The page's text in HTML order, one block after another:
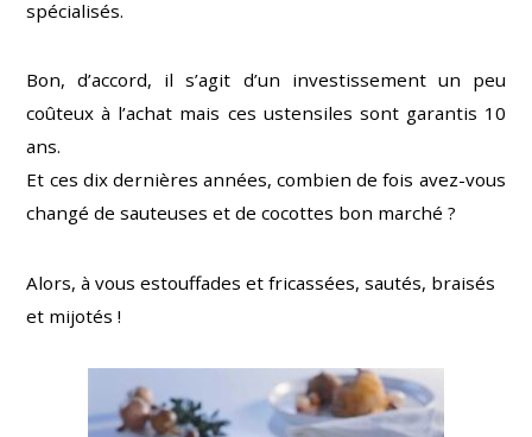
spécialisés.
Bon, d’accord, il s’agit d’un investissement un peu
coûteux à l’achat mais ces ustensiles sont garantis 10
ans.
Et ces dix dernières années, combien de fois avez-vous
changé de sauteuses et de cocottes bon marché ?
Alors, à vous estouffades et fricassées, sautés, braisés
et mijotés !